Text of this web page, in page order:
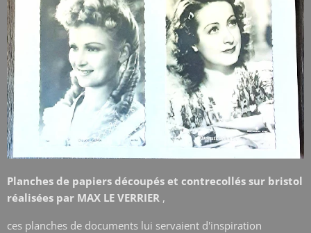
Planches de papiers découpés et contrecollés sur bristol
réalisées par MAX LE VERRIER ,
ces planches de documents lui servaient d'inspiration